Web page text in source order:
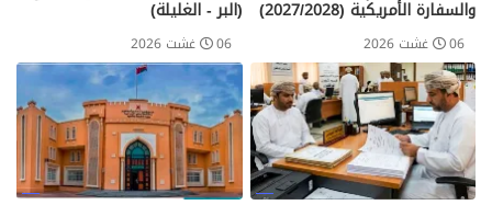
والسفارة الأمريكية (2027/2028)
06 غشت 2026
(البر - الغليلة)
06 غشت 2026